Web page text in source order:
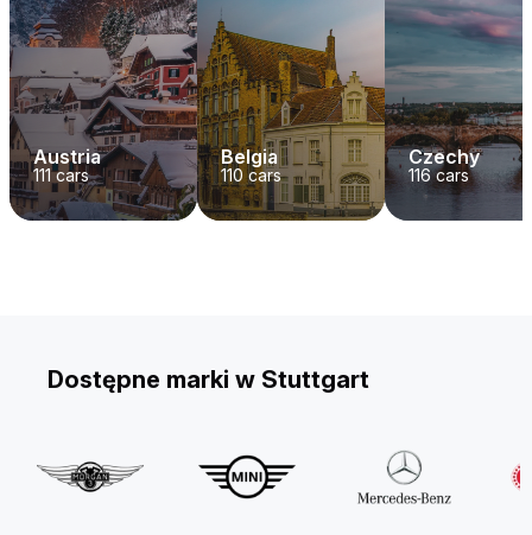
Austria
111cars
Belgia
110 cars
Czechy
116cars
Dostępne marki w Stuttgart